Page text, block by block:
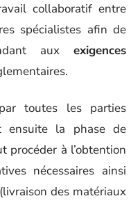
collaboratif entre
spécialistes afin de
aux exigences
toutes les parties
ensuite la phase de
procéder à l’obtention
nécessaires ainsi
des matériaux